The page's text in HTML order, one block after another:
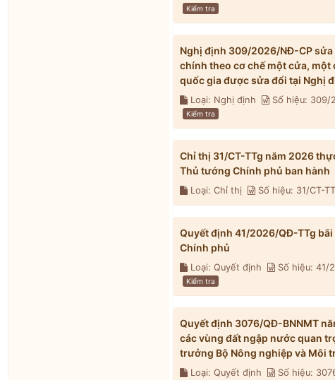
Kiểm tra
Nghị định 309/2026/NĐ-CP
chính theo cơ chế một cửa, một
quốc gia được sửa đổi tại Nghị
Loại: Nghị định Số hiệu: 309/
Kiểm tra
Chỉ thị 31/CT-TTg năm 2026
Thủ tướng Chính phủ ban hành
Loại: Chỉ thị Số hiệu: 31/CT-
Quyết định 41/2026/QĐ-TTg
Chính phủ
Loại: Quyết định Số hiệu: 41/
Kiểm tra
Quyết định 3076/QĐ-BNNMT
các vùng đất ngập nước quan
trưởng Bộ Nông nghiệp và Môi
Loại: Quyết định Số hiệu: